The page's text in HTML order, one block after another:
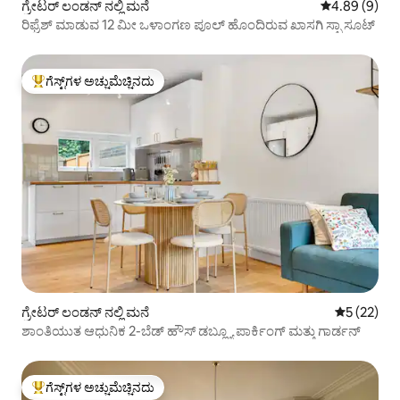
ಗ್ರೇಟರ್ ಲಂಡನ್ ನಲ್ಲಿ ಮನೆ 5 ರಲ್ಲಿ 4.89
4.89 (9)
ರಿಫ್ರೆಶ್ ಮಾಡುವ 12 ಮೀ ಒಳಾಂಗಣ ಪೂಲ್ ಹೊಂದಿರುವ ಖಾಸಗಿ ಸ್ಪಾ ಸೂಟ್
ಗೆಸ್ಟ್‌ಗಳಿಗೆ ಅತಿ ಹೆಚ್ಚು ಅಚ್ಚುಮೆಚ್ಚಿನದು
ಗೆಸ್ಟ್‌ಗಳ ಅಚ್ಚುಮೆಚ್ಚಿನದು
ಗ್ರೇಟರ್ ಲಂಡನ್ ನಲ್ಲಿ ಮನೆ 5 ರಲ್ಲಿ 5
5 (22)
ಶಾಂತಿಯುತ ಆಧುನಿಕ 2-ಬೆಡ್ ಹೌಸ್ ಡಬ್ಲ್ಯೂ ಪಾರ್ಕಿಂಗ್ ಮತ್ತು ಗಾರ್ಡನ್
ಗೆಸ್ಟ್‌ಗಳಿಗೆ ಅತಿ ಹೆಚ್ಚು ಅಚ್ಚುಮೆಚ್ಚಿನದು
ಗೆಸ್ಟ್‌ಗಳ ಅಚ್ಚುಮೆಚ್ಚಿನದು